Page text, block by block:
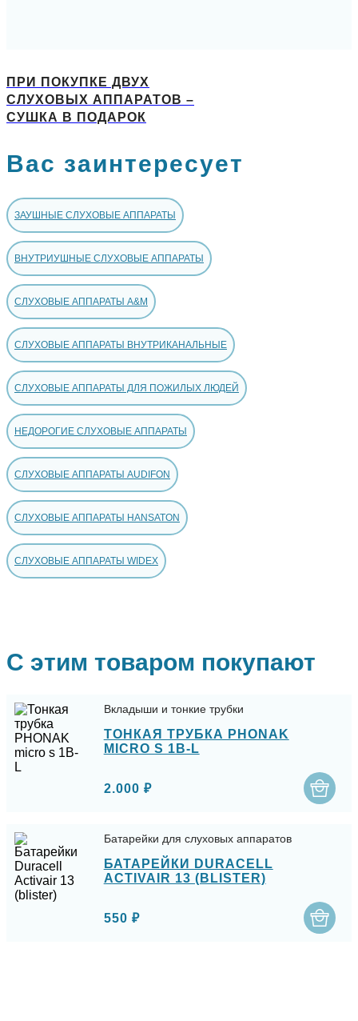
ПРИ ПОКУПКЕ ДВУХ
СЛУХОВЫХ АППАРАТОВ –
СУШКА В ПОДАРОК
Вас заинтересует
ЗАУШНЫЕ СЛУХОВЫЕ АППАРАТЫ
ВНУТРИУШНЫЕ СЛУХОВЫЕ АППАРАТЫ
СЛУХОВЫЕ АППАРАТЫ A&M
СЛУХОВЫЕ АППАРАТЫ ВНУТРИКАНАЛЬНЫЕ
СЛУХОВЫЕ АППАРАТЫ ДЛЯ ПОЖИЛЫХ ЛЮДЕЙ
НЕДОРОГИЕ СЛУХОВЫЕ АППАРАТЫ
СЛУХОВЫЕ АППАРАТЫ AUDIFON
СЛУХОВЫЕ АППАРАТЫ HANSATON
СЛУХОВЫЕ АППАРАТЫ WIDEX
С этим товаром покупают
Вкладыши и тонкие трубки
ТОНКАЯ ТРУБКА PHONAK
MICRO S 1B-L
2.000 ₽
Батарейки для слуховых аппаратов
БАТАРЕЙКИ DURACELL
ACTIVAIR 13 (BLISTER)
550 ₽